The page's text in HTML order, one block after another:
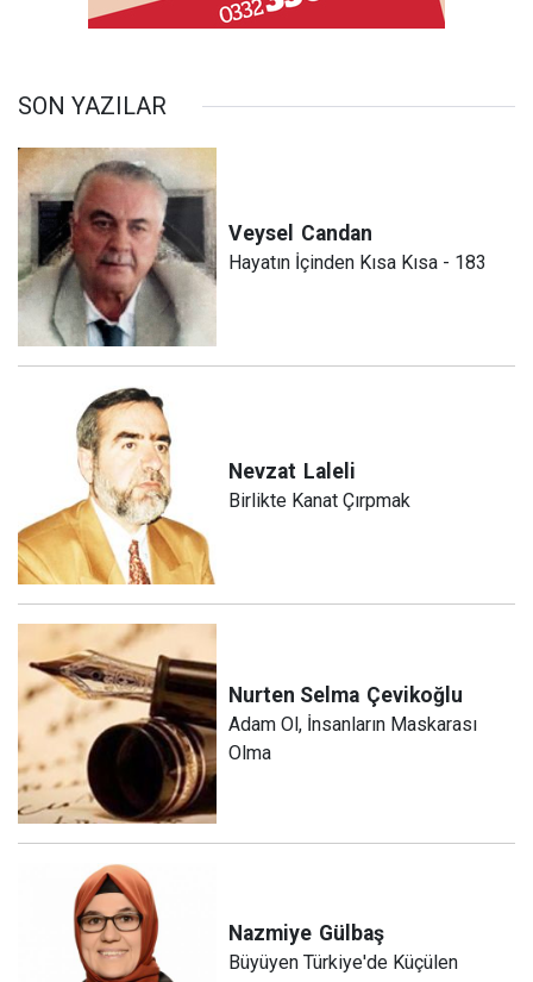
SON YAZILAR
Veysel Candan
Hayatın İçinden Kısa Kısa - 183
Nevzat Laleli
Birlikte Kanat Çırpmak
Nurten Selma Çevikoğlu
Adam Ol, İnsanların Maskarası
Olma
Nazmiye Gülbaş
Büyüyen Türkiye'de Küçülen